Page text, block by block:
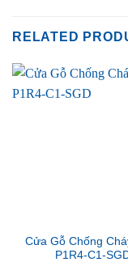
RELATED
Cửa Gỗ Chống
P1R4-C1-